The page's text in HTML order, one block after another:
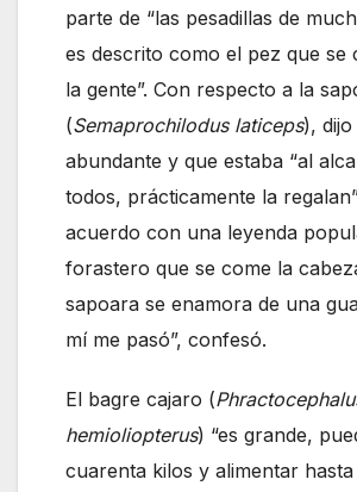
parte de “las pesadillas de
es descrito como el pez que se
la gente”. Con respecto a la
(Semaprochilodus laticeps),
abundante y que estaba “al
todos, prácticamente la
acuerdo con una leyenda
forastero que se come la
sapoara se enamora de una
mí me pasó”, confesó.
El bagre cajaro (
hemioliopterus) “es grande,
cuarenta kilos y alimentar